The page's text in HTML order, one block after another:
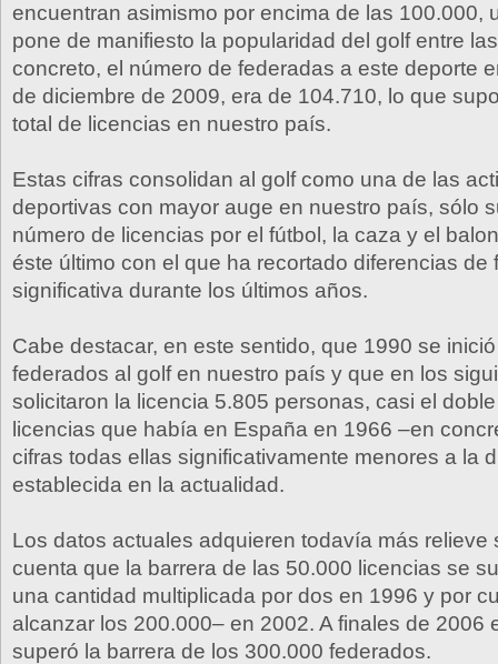
encuentran asimismo por encima de las 100.000,
pone de manifiesto la popularidad del golf entre
concreto, el número de federadas a este deporte
de diciembre de 2009, era de 104.710, lo que
total de licencias en nuestro país.
Estas cifras consolidan al golf como una de las
deportivas con mayor auge en nuestro país, sólo
número de licencias por el fútbol, la caza y el
éste último con el que ha recortado diferencias de
significativa durante los últimos años.
Cabe destacar, en este sentido, que 1990 se
federados al golf en nuestro país y que en los
solicitaron la licencia 5.805 personas, casi el
licencias que había en España en 1966 –en
cifras todas ellas significativamente menores a la
establecida en la actualidad.
Los datos actuales adquieren todavía más relieve
cuenta que la barrera de las 50.000 licencias se
una cantidad multiplicada por dos en 1996 y por
alcanzar los 200.000– en 2002. A finales de 2006
superó la barrera de los 300.000 federados.